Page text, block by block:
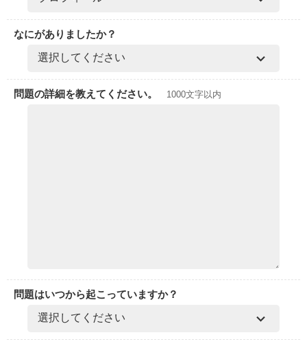
なにがありましたか？
問題の詳細を教えてください。 1000文字以内
問題はいつから起こっていますか？